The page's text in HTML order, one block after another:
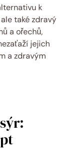
k
také zdravý
a ořechů,
jejich
a zdravým